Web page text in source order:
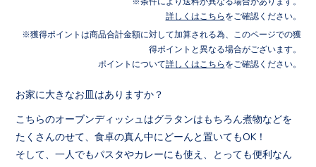
詳しくはこちら をご確認ください。
獲得ポイントは商品合計金額に対して加算される為、このページでの獲
得ポイントと異なる場合がございます。
ポイントについて詳しくはこちら をご確認ください。
お家に大きなお皿はありますか？
こちらのオーブンディッシュはグラタンはもちろん煮物などを
たくさんのせて、食卓の真ん中にどーんと置いてもOK！
そして、一人でもパスタやカレーにも使え、とっても便利なん